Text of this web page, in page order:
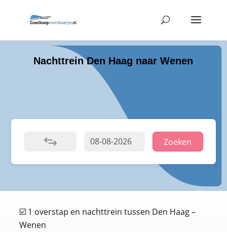
Nachttrein Den Haag naar Wenen
Zoeken
☑️ 1 overstap en nachttrein tussen Den Haag –
Wenen